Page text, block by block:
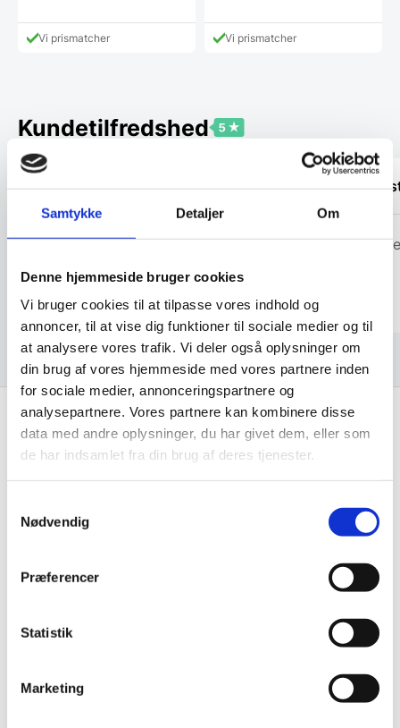
Samtykke Detaljer Om
Denne hjemmeside bruger cookies
Vi bruger cookies til at tilpasse vores indhold og
annoncer, til at vise dig funktioner til sociale medier og til
at analysere vores trafik. Vi deler også oplysninger om
din brug af vores hjemmeside med vores partnere inden
for sociale medier, annonceringspartnere og
analysepartnere. Vores partnere kan kombinere disse
data med andre oplysninger, du har givet dem, eller som
de har indsamlet fra din brug af deres tjenester.
Nødvendig
Præferencer
Statistik
Marketing
Vi prismatcher Vi prismatcher
Kundetilfredshed
Super dejlig service af Rasmus. Kanon
med en medarbejder der ved hvad han
snakker om og kan vejlede os kunder
Anonym
Få de bedste tilbud først!
til de bedste tilbud. Og bare rolig, vi spammer dig